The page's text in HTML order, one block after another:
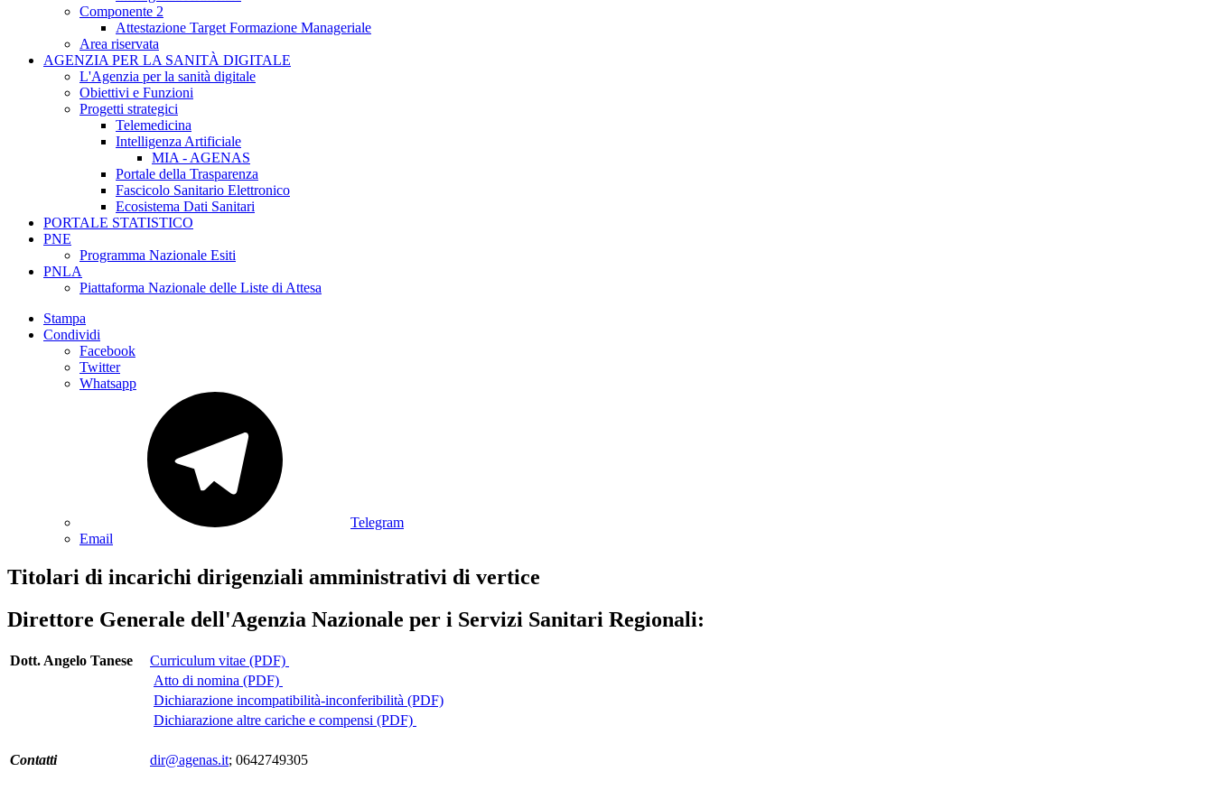
Componente 2
Attestazione Target Formazione Manageriale
Area riservata
AGENZIA PER LA SANITÀ DIGITALE
L'Agenzia per la sanità digitale
Obiettivi e Funzioni
Progetti strategici
Telemedicina
Intelligenza Artificiale
MIA - AGENAS
Portale della Trasparenza
Fascicolo Sanitario Elettronico
Ecosistema Dati Sanitari
PORTALE STATISTICO
PNE
Programma Nazionale Esiti
PNLA
Piattaforma Nazionale delle Liste di Attesa
Stampa
Condividi
Facebook
Twitter
Whatsapp
Telegram
Email
Titolari di incarichi dirigenziali amministrativi di vertice
Direttore Generale dell'Agenzia Nazionale per i Servizi Sanitari Regionali:
Dott. Angelo Tanese
Curriculum vitae (PDF)
Atto di nomina (PDF)
Dichiarazione incompatibilità-inconferibilità (PDF)
Dichiarazione altre cariche e compensi (PDF)
Contatti dir@agenas.it; 0642749305